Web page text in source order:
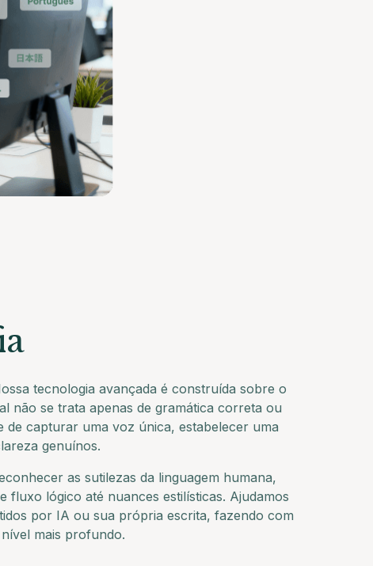
tecnologia avançada é construída sobre o
não se trata apenas de gramática correta ou
de capturar uma voz única, estabelecer uma
genuínos.
as sutilezas da linguagem humana,
fluxo lógico até nuances estilísticas. Ajudamos
por IA ou sua própria escrita, fazendo com
mais profundo.